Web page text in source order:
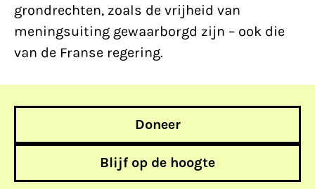
grondrechten, zoals de vrijheid van
meningsuiting gewaarborgd zijn – ook die
van de Franse regering.
Doneer
Blijf op de hoogte